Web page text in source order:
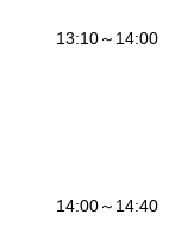
13:10～14:00
14:00～14:40